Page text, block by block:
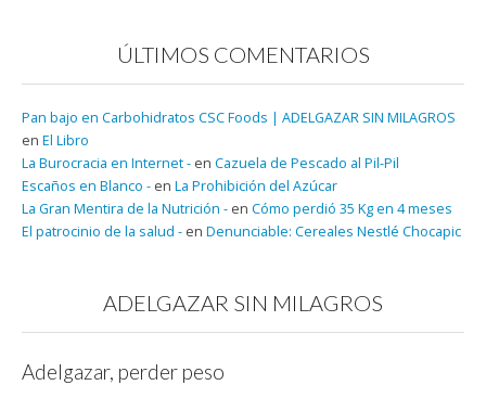
ÚLTIMOS COMENTARIOS
Pan bajo en Carbohidratos CSC Foods | ADELGAZAR SIN MILAGROS
en El Libro
La Burocracia en Internet - en Cazuela de Pescado al Pil-Pil
Escaños en Blanco - en La Prohibición del Azúcar
La Gran Mentira de la Nutrición - en Cómo perdió 35 Kg en 4 meses
El patrocinio de la salud - en Denunciable: Cereales Nestlé Chocapic
ADELGAZAR SIN MILAGROS
Adelgazar, perder peso